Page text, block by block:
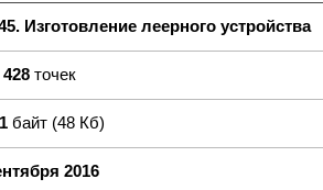
Изготовление леерного устройства
точек
байт (48 Кб)
2016